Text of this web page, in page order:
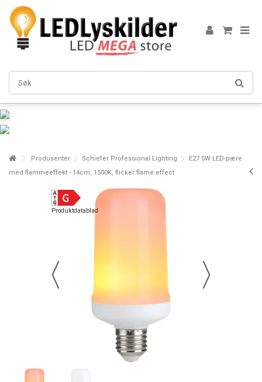
Produsenter Schiefer Professional Lighting
E27 5W LED-pære
med flammeeffekt - 14cm, 1500K, flicker flame effect
Produktdatablad